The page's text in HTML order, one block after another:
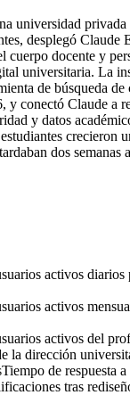
universidad
desplegó Claude
cuerpo docente y
universitaria. La
de búsqueda
y conectó Claude a
y datos
crecieron
dos semanas
activos diarios
activos
activos del
la dirección
Tiempo de respuesta
tras